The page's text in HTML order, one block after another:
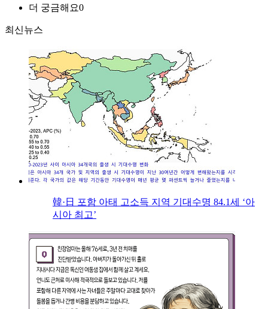
더 궁금해요0
최신뉴스
韓·日 포함 아태 고소득 지역 기대수명 84.1세 ‘아
시아 최고’